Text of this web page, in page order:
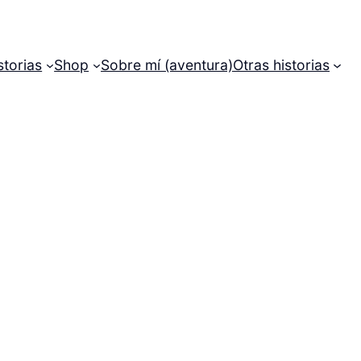
Shop Sobre mí (aventura)Otras historias